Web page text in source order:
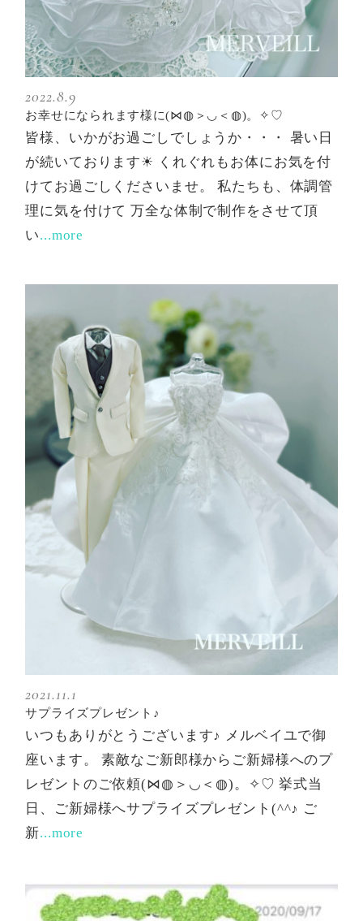
2022.8.9
お幸せになられます様に(⋈◍＞◡＜◍)。✧♡
皆様、いかがお過ごしでしょうか・・・ 暑い日
が続いております☀ くれぐれもお体にお気を付
けてお過ごしくださいませ。 私たちも、体調管
理に気を付けて 万全な体制で制作をさせて頂
い...more
2021.11.1
サプライズプレゼント♪
いつもありがとうございます♪ メルベイユで御
座います。 素敵なご新郎様からご新婦様へのプ
レゼントのご依頼(⋈◍＞◡＜◍)。✧♡ 挙式当
日、ご新婦様へサプライズプレゼント(^^♪ ご
新...more